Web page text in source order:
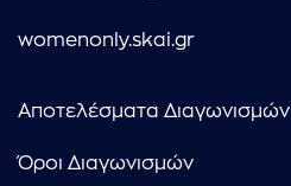
womenonly.skai.gr
Αποτελέσματα Διαγωνισμών
Όροι Διαγωνισμών